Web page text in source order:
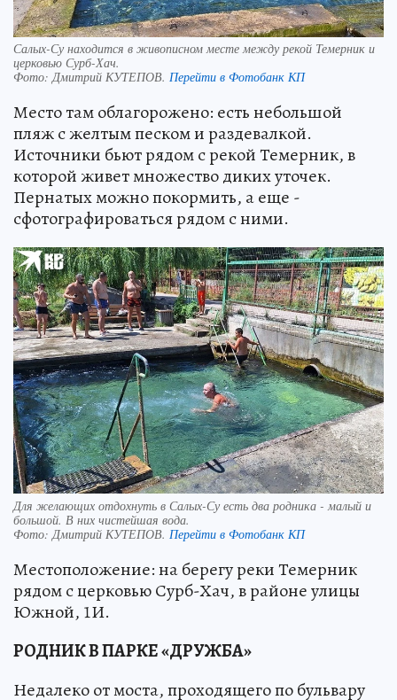
Салых-Су находится в живописном месте между рекой Темерник и
церковью Сурб-Хач.
Фото:Дмитрий КУТЕПОВ. Перейти в Фотобанк КП
Место там облагорожено: есть небольшой
пляж с желтым песком и раздевалкой.
Источники бьют рядом с рекой Темерник, в
которой живет множество диких уточек.
Пернатых можно покормить, а еще -
сфотографироваться рядом с ними.
Для желающих отдохнуть в Салых-Су есть два родника - малый и
большой. В них чистейшая вода.
Фото: Дмитрий КУТЕПОВ. Перейти в Фотобанк КП
Местоположение: на берегу реки Темерник
рядом с церковью Сурб-Хач, в районе улицы
Южной, 1И.
РОДНИК В ПАРКЕ «ДРУЖБА»
Недалеко от моста, проходящего по бульвару